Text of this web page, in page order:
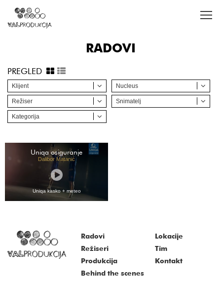
RADOVI
PREGLED
Klijent Nucleus
Režiser Snimatelj
Kategorija
Uniqa osiguranje
Dalibor Matanić
Uniqa kasko + meteo
Radovi
Režiseri
Produkcija
Lokacije
Tim
Kontakt
Behind the scenes